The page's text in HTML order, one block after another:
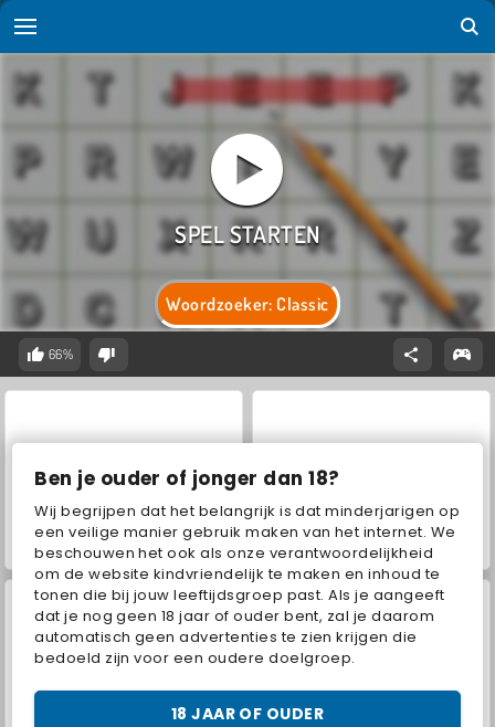
Ben je ouder of jonger dan 18?
Wij begrijpen dat het belangrijk is dat minderjarigen op
een veilige manier gebruik maken van het internet. We
beschouwen het ook als onze verantwoordelijkheid
om de website kindvriendelijk te maken en inhoud te
tonen die bij jouw leeftijdsgroep past. Als je aangeeft
dat je nog geen 18 jaar of ouder bent, zal je daarom
automatisch geen advertenties te zien krijgen die
bedoeld zijn voor een oudere doelgroep.
18 JAAR OF OUDER
Woordzoeker: Classic
66%
Hidden Object: Street of Secrets VegaMix Da Vinci Puzzles